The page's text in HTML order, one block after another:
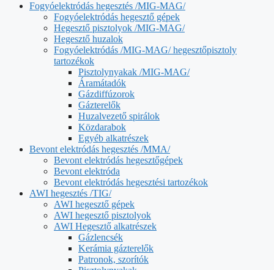
Fogyóelektródás hegesztés /MIG-MAG/
Fogyóelektródás hegesztő gépek
Hegesztő pisztolyok /MIG-MAG/
Hegesztő huzalok
Fogyóelektródás /MIG-MAG/ hegesztőpisztoly
tartozékok
Pisztolynyakak /MIG-MAG/
Áramátadók
Gázdiffúzorok
Gázterelők
Huzalvezető spirálok
Közdarabok
Egyéb alkatrészek
Bevont elektródás hegesztés /MMA/
Bevont elektródás hegesztőgépek
Bevont elektróda
Bevont elektródás hegesztési tartozékok
AWI hegesztés /TIG/
AWI hegesztő gépek
AWI hegesztő pisztolyok
AWI Hegesztő alkatrészek
Gázlencsék
Kerámia gázterelők
Patronok, szorítók